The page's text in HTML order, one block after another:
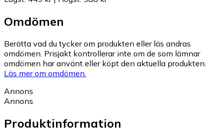
Omdömen
Berätta vad du tycker om produkten eller läs andras
omdömen. Prisjakt kontrollerar inte om de som lämnar
omdömen har använt eller köpt den aktuella produkten.
Läs mer om omdömen.
Annons
Annons
Produktinformation